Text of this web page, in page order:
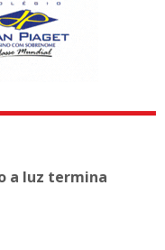
a luz termina